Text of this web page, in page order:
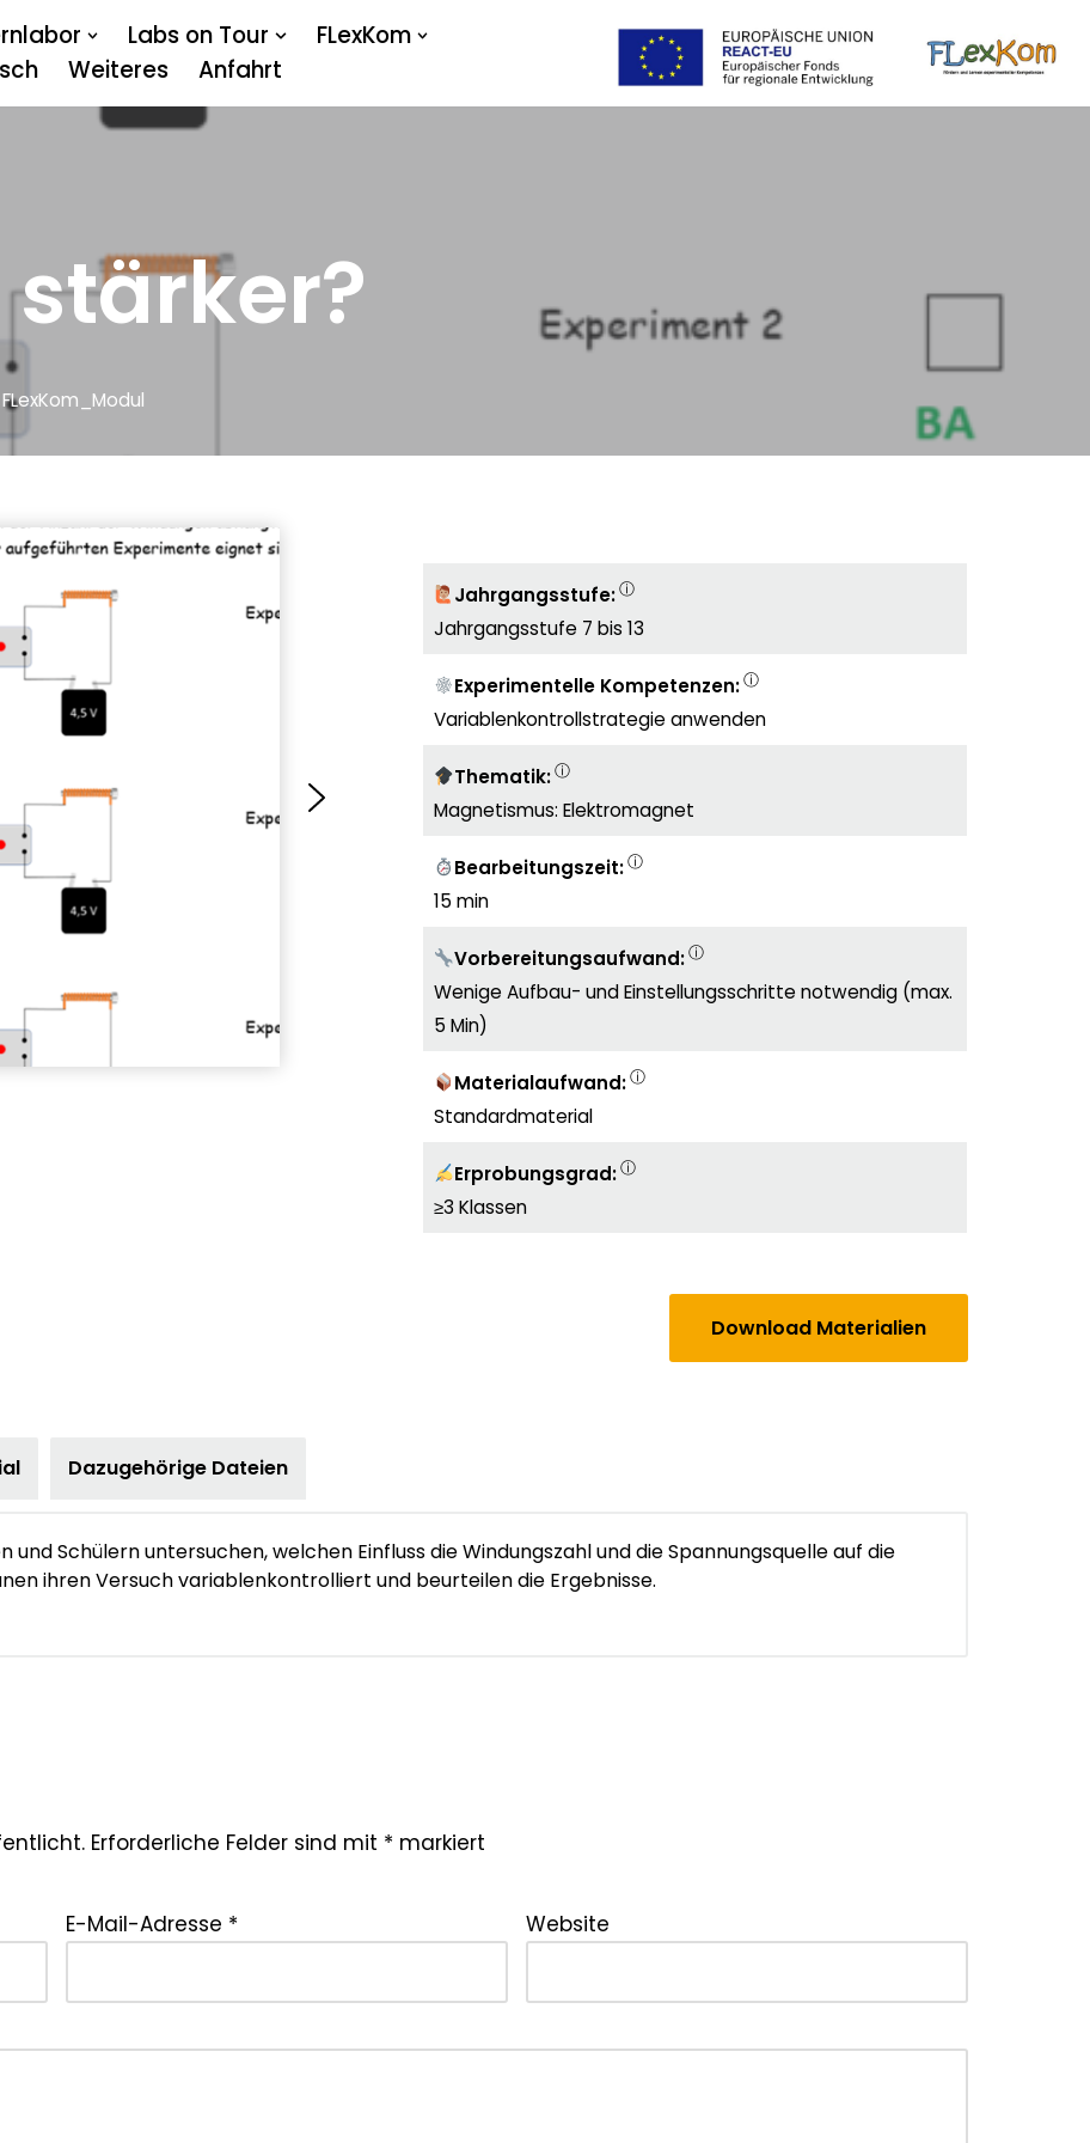
Labs on Tour
FLexKom
Weiteres Anfahrt
FLexKom_Modul
Jahrgangsstufe:ⓘ
Jahrgangsstufe 7 bis 13
Experimentelle Kompetenzen:ⓘ
Variablenkontrollstrategie anwenden
Thematik:ⓘ
Magnetismus: Elektromagnet
Bearbeitungszeit:ⓘ
15 min
Vorbereitungsaufwand:ⓘ
Wenige Aufbau- und Einstellungsschritte notwendig (max.
5 Min)
Materialaufwand:ⓘ
Standardmaterial
Erprobungsgrad:ⓘ
≥3 Klassen
Download Materialien
Dazugehörige Dateien
und Schülern untersuchen, welchen Einfluss die Windungszahl und die Spannungsquelle auf die
ihren Versuch variablenkontrolliert und beurteilen die Ergebnisse.
Erforderliche Felder sind mit * markiert
E-Mail-Adresse * Website